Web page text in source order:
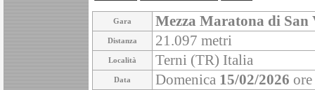
Gara Mezza Maratona di San
Distanza 21.097 metri
Località Terni (TR) Italia
Data Domenica 15/02/2026